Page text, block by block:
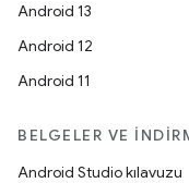
Android 13
Android 12
Android 11
BELGELER VE
Android Studio kılavuzu